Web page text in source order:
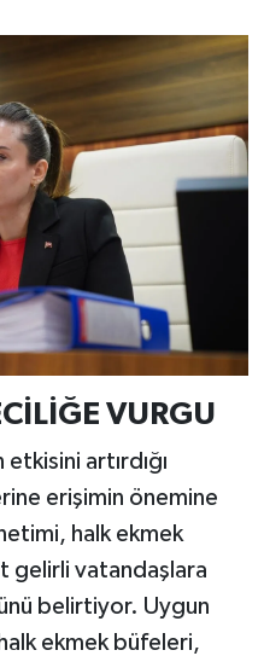
VURGU
artırdığı
erişimin önemine
halk ekmek
gelirli vatandaşlara
belirtiyor. Uygun
ekmek büfeleri,